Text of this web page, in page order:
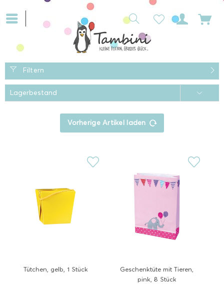
Filtern
Vorherige Artikel laden
Tütchen, gelb, 1 Stück
Geschenktüte mit Tieren,
pink, 8 Stück